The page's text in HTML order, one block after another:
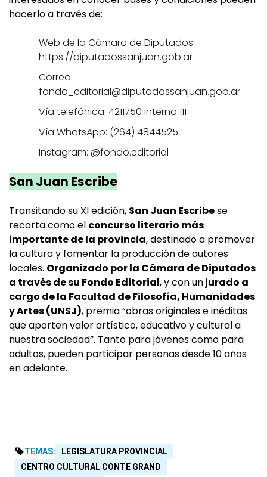
hacerlo a través de:
Web de la Cámara de Diputados:
https://diputadossanjuan.gob.ar
Correo:
fondo_editorial@diputadossanjuan.gob.ar
Vía telefónica: 4211750 interno 111
Vía WhatsApp: (264) 4844525
Instagram: @fondo.editorial
San Juan Escribe
Transitando su XI edición, San Juan Escribese
recorta como el concurso literario más
importante de la provincia, destinado a promover
la cultura y fomentar la producción de autores
locales. Organizado por la Cámara de Diputados
a través de su Fondo Editorial, y con unjurado a
cargo de la Facultad de Filosofía, Humanidades
y Artes (UNSJ), premia “obras originales e inéditas
que aporten valor artístico, educativo y cultural a
nuestra sociedad”. Tanto para jóvenes como para
adultos, pueden participar personas desde 10 años
en adelante.
TEMAS:
LEGISLATURA PROVINCIAL
CENTRO CULTURAL CONTE GRAND